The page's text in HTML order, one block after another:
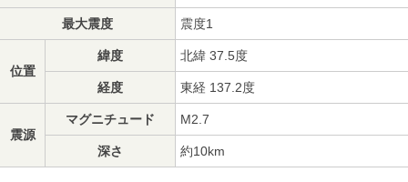
最大震度 震度1
位置
緯度 北緯 37.5度
経度 東経 137.2度
震源
マグニチュード M2.7
深さ 約10km